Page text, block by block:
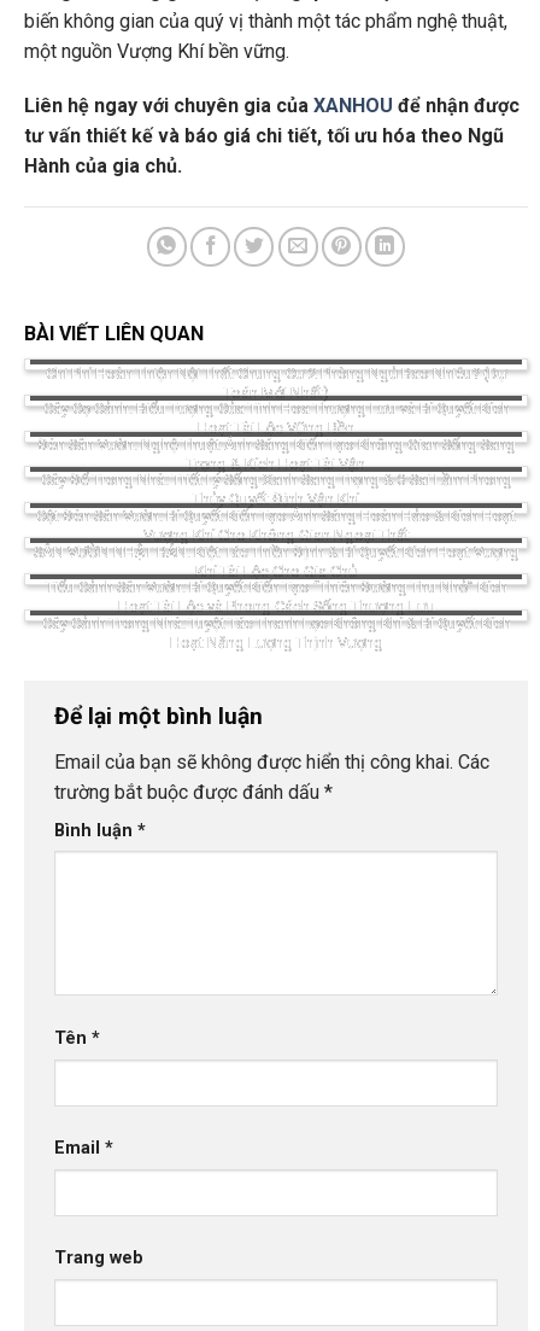
biến không gian của quý vị thành một tác phẩm nghệ thuật,
một nguồn Vượng Khí bền vững.
Liên hệ ngay với chuyên gia của XANHOU để nhận được
tư vấn thiết kế và báo giá chi tiết, tối ưu hóa theo Ngũ
Hành của gia chủ.
BÀI VIẾT LIÊN QUAN
Chi Phí Hoàn Thiện Nội Thất Chung Cư 2 Phòng Ngủ Bao Nhiêu? (Dự
Toán Mới Nhất)
Cây Cọ Cảnh: Biểu Tượng Của Tinh Hoa Thượng Lưu và Bí Quyết Kích
Hoạt Tài Lộc Vững Bền
Đèn Sân Vườn: Nghệ Thuật Ánh Sáng Kiến Tạo Không Gian Sống Sang
Trọng & Kích Hoạt Tài Vận
Cây Để Trong Nhà: Triết Lý Sống Xanh Sang Trọng & 3 Sai Lầm Phong
Thủy Quyết Định Vận Khí
Cột Đèn Sân Vườn: Bí Quyết Kiến Tạo Ánh Sáng Hoàn Hảo & Kích Hoạt
Vượng Khí Cho Không Gian Ngoại Thất
SÂN VƯỜN NHẬT BẢN: Kiệt Tác Thiền Định & Bí Quyết Kích Hoạt Vượng
Khí Tài Lộc Cho Gia Chủ
Tiểu Cảnh Sân Vườn: Bí Quyết Kiến Tạo “Thiên Đường Thu Nhỏ” Kích
Hoạt Tài Lộc và Phong Cách Sống Thượng Lưu
Cây Cảnh Trong Nhà: Tuyệt Tác Thanh Lọc Không Khí & Bí Quyết Kích
Hoạt Năng Lượng Thịnh Vượng
Để lại một bình luận
Email của bạn sẽ không được hiển thị công khai. Các
trường bắt buộc được đánh dấu *
Bình luận *
Tên *
Email *
Trang web